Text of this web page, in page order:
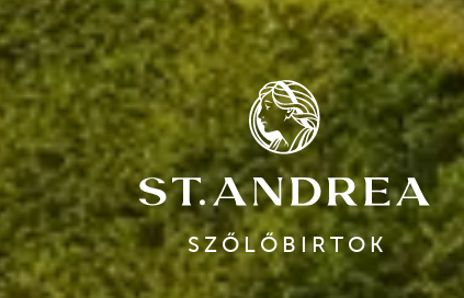
SZŐLŐBIRTOK